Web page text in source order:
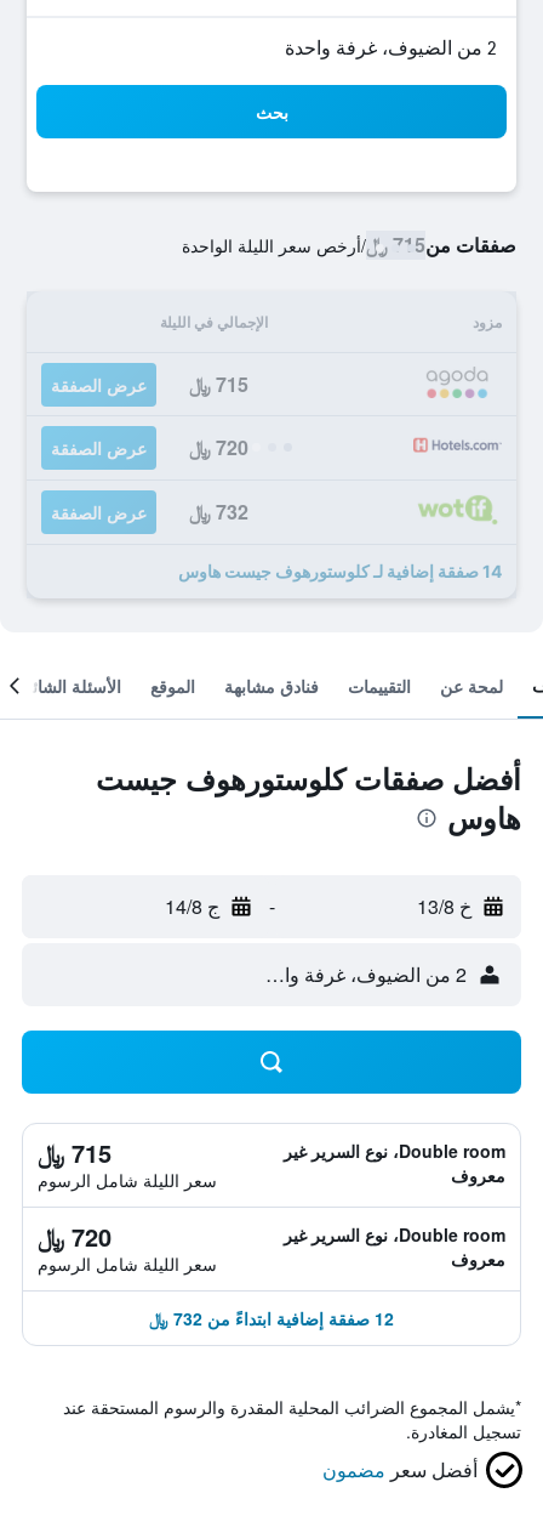
2 من الضيوف، غرفة واحدة
بحث
صفقات من715 ﷼ /أرخص سعر الليلة الواحدة
مزود الإجمالي في الليلة
715 ﷼ عرض الصفقة
720 ﷼ عرض الصفقة
732 ﷼ عرض الصفقة
14 صفقة إضافية لـ كلوستورهوف جيست هاوس
لمحة عن التقييمات فنادق مشابهة الموقع الأسئلة الشائعة
أفضل صفقات كلوستورهوف جيست
هاوس
خ 13/8 - ج 14/8
2 من الضيوف، غرفة واحدة
Double room، نوع السرير غير
معروف
715 ﷼
سعر الليلة شامل الرسوم
Double room، نوع السرير غير
معروف
720 ﷼
سعر الليلة شامل الرسوم
12 صفقة إضافية ابتداءً من 732 ﷼
*يشمل المجموع الضرائب المحلية المقدرة والرسوم المستحقة عند
تسجيل المغادرة.
أفضل سعر مضمون